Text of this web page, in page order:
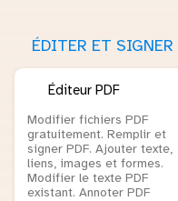
ÉDITER ET SIGNER
Éditeur PDF
Modifier fichiers PDF
gratuitement. Remplir et
signer PDF. Ajouter texte,
liens, images et formes.
Modifier le texte PDF
existant. Annoter PDF